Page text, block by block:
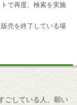
で再度、検索を実施
売を終了している場
ごしている人、願い